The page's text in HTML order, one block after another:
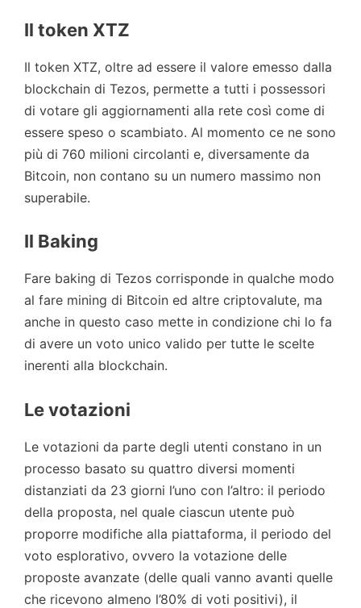
Il token XTZ
Il token XTZ, oltre ad essere il valore emesso dalla
blockchain di Tezos, permette a tutti i possessori
di votare gli aggiornamenti alla rete così come di
essere speso o scambiato. Al momento ce ne sono
più di 760 milioni circolanti e, diversamente da
Bitcoin, non contano su un numero massimo non
superabile.
Il Baking
Fare baking di Tezos corrisponde in qualche modo
al fare mining di Bitcoin ed altre criptovalute, ma
anche in questo caso mette in condizione chi lo fa
di avere un voto unico valido per tutte le scelte
inerenti alla blockchain.
Le votazioni
Le votazioni da parte degli utenti constano in un
processo basato su quattro diversi momenti
distanziati da 23 giorni l’uno con l’altro: il periodo
della proposta, nel quale ciascun utente può
proporre modifiche alla piattaforma, il periodo del
voto esplorativo, ovvero la votazione delle
proposte avanzate (delle quali vanno avanti quelle
che ricevono almeno l’80% di voti positivi), il